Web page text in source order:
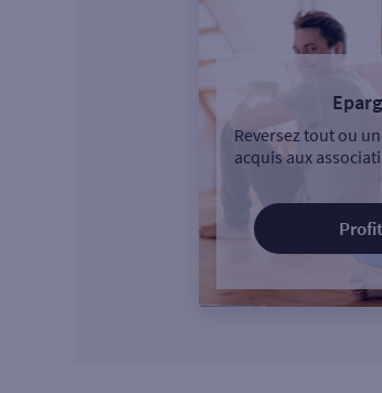
Reversez tout ou
acquis aux